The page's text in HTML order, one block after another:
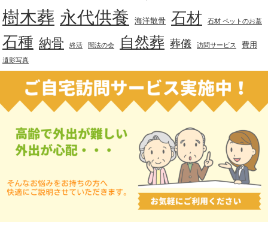
樹木葬 永代供養 海洋散骨 石材 石材 ペットのお墓
石種 納骨 終活 聞法の会 自然葬 葬儀 訪問サービス 費用
遺影写真